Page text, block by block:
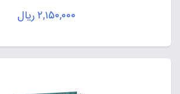
۲,۱۵۰,۰۰۰ریال